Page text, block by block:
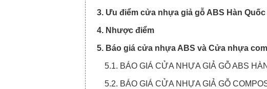
3. Ưu điểm cửa nhựa giả gỗ ABS Hàn
4. Nhược điểm
5. Báo giá cửa nhựa ABS và Cửa nhựa
5.1. BÁO GIÁ CỬA NHỰA GIẢ GỖ ABS
5.2. BÁO GIÁ CỬA NHỰA GIẢ GỖ